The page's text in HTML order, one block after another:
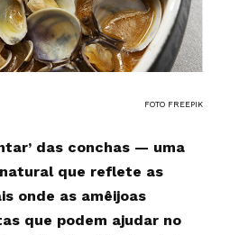
FOTO FREEPIK
das conchas — uma
que reflete as
onde as amêijoas
que podem ajudar no